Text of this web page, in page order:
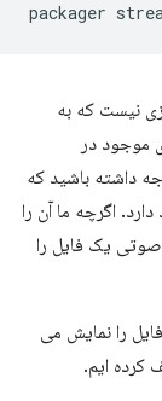
packager
که به
در
باشید که
اگرچه ما آن را
یک فایل را
را نمایش می
ایم.